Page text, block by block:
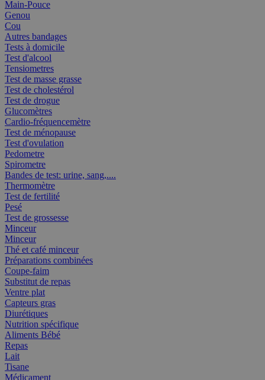
Main-Pouce
Genou
Cou
Autres bandages
Tests à domicile
Test d'alcool
Tensiometres
Test de masse grasse
Test de cholestérol
Test de drogue
Glucomètres
Cardio-fréquencemètre
Test de ménopause
Test d'ovulation
Pedometre
Spirometre
Bandes de test: urine, sang,....
Thermomètre
Test de fertilité
Pesé
Test de grossesse
Minceur
Minceur
Thé et café minceur
Préparations combinées
Coupe-faim
Substitut de repas
Ventre plat
Capteurs gras
Diurétiques
Nutrition spécifique
Aliments Bébé
Repas
Lait
Tisane
Médicament